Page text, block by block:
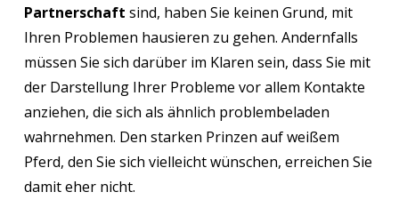
Partnerschaft sind, haben Sie keinen Grund, mit
Ihren Problemen hausieren zu gehen. Andernfalls
müssen Sie sich darüber im Klaren sein, dass Sie mit
der Darstellung Ihrer Probleme vor allem Kontakte
anziehen, die sich als ähnlich problembeladen
wahrnehmen. Den starken Prinzen auf weißem
Pferd, den Sie sich vielleicht wünschen, erreichen Sie
damit eher nicht.